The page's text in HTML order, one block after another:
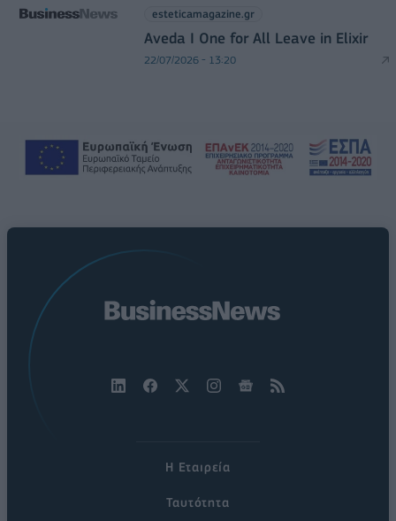
esteticamagazine.gr
Aveda I One for All Leave in Elixir
22/07/2026 - 13:20
Η Εταιρεία
Ταυτότητα